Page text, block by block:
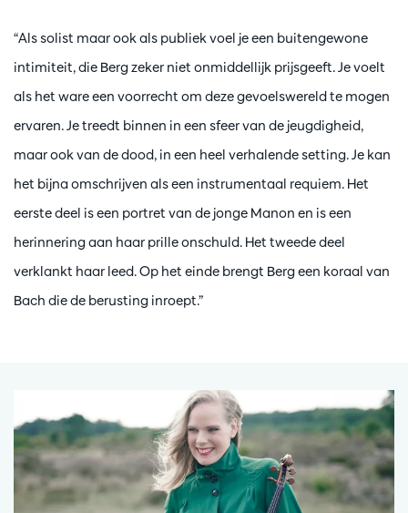
“Als solist maar ook als publiek voel je een buitengewone
intimiteit, die Berg zeker niet onmiddellijk prijsgeeft. Je voelt
als het ware een voorrecht om deze gevoelswereld te mogen
ervaren. Je treedt binnen in een sfeer van de jeugdigheid,
maar ook van de dood, in een heel verhalende setting. Je kan
het bijna omschrijven als een instrumentaal requiem. Het
eerste deel is een portret van de jonge Manon en is een
herinnering aan haar prille onschuld. Het tweede deel
verklankt haar leed. Op het einde brengt Berg een koraal van
Bach die de berusting inroept.”